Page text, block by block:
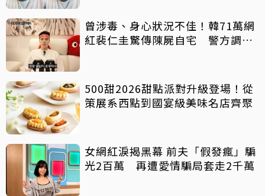
曾涉毒、身心狀況不佳！韓71萬網
紅裴仁圭驚傳陳屍自宅 警方調查
500甜2026甜點派對升級登場！從
策展系西點到國宴級美味名店齊聚
女網紅淚揭黑幕 前夫「假發瘋」騙
光2百萬 再遭愛情騙局套走2千萬